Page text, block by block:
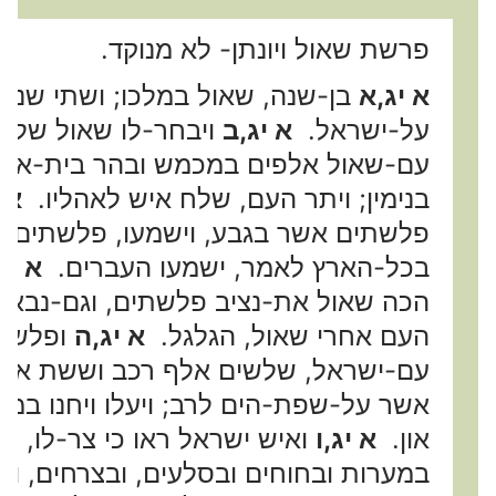
פרשת שאול ויונתן- לא מנוקד.
א יג,א בן-שנה, שאול במלכו; ושתי
על-ישראל.א יג,ב ויבחר-לו שאול
עם-שאול אלפים במכמש ובהר בית-אל,
בנימין; ויתר העם, שלח איש לאהליו.א
פלשתים אשר בגבע, וישמעו,
בכל-הארץ לאמר, ישמעו העברים.א
הכה שאול את-נציב פלשתים, וגם-
העם אחרי שאול, הגלגל.א יג,ה
עם-ישראל, שלשים אלף רכב וששת
אשר על-שפת-הים לרב; ויעלו ויחנו
און.א יג,ו ואיש ישראל ראו כי צר-לו,
במערות ובחוחים ובסלעים, ובצרחים,